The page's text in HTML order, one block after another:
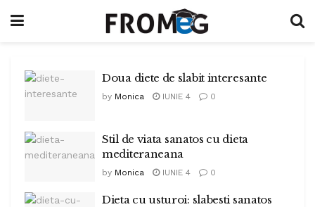
Doua diete de slabit interesante
by Monica IUNIE 4 0
Stil de viata sanatos cu dieta
mediteraneana
by Monica IUNIE 4 0
Dieta cu usturoi: slabesti sanatos